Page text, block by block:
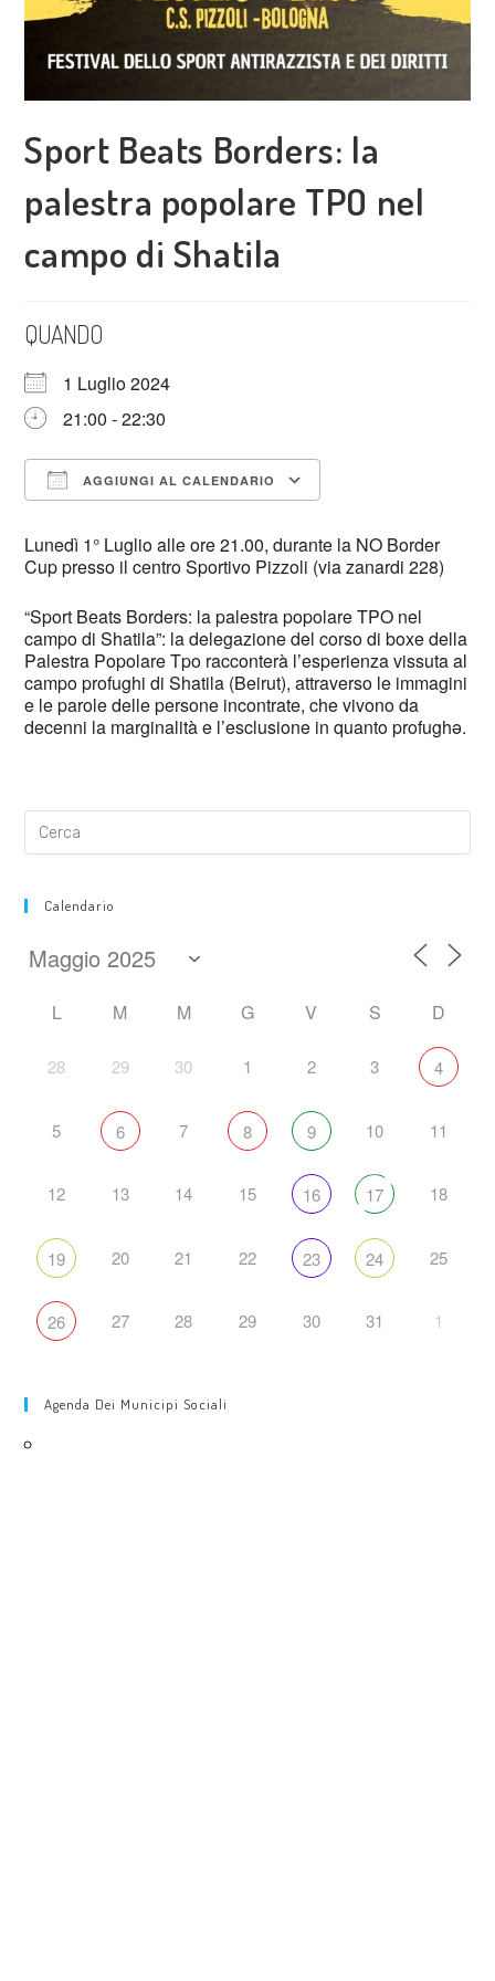
Sport Beats Borders: la
palestra popolare TPO nel
campo di Shatila
QUANDO
1 Luglio 2024
21:00 - 22:30
AGGIUNGI AL CALENDARIO
Lunedì 1° Luglio alle ore 21.00, durante la NO Border
Cup presso il centro Sportivo Pizzoli (via zanardi 228)
“Sport Beats Borders: la palestra popolare TPO nel
campo di Shatila”: la delegazione del corso di boxe della
Palestra Popolare Tpo racconterà l’esperienza vissuta al
campo profughi di Shatila (Beirut), attraverso le immagini
e le parole delle persone incontrate, che vivono da
decenni la marginalità e l’esclusione in quanto profughə.
Calendario
L M M G V S D
28 29 30 1 2 3 4
5 6 7 8 9 10 11
12 13 14 15 16 17 18
19 20 21 22 23 24 25
26 27 28 29 30 31 1
Agenda Dei Municipi Sociali